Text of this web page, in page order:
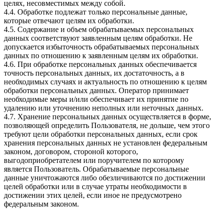
целях, несовместимых между собой.
4.4. Обработке подлежат только персональные данные,
которые отвечают целям их обработки.
4.5. Содержание и объем обрабатываемых персональных
данных соответствуют заявленным целям обработки. Не
допускается избыточность обрабатываемых персональных
данных по отношению к заявленным целям их обработки.
4.6. При обработке персональных данных обеспечивается
точность персональных данных, их достаточность, а в
необходимых случаях и актуальность по отношению к целям
обработки персональных данных. Оператор принимает
необходимые меры и/или обеспечивает их принятие по
удалению или уточнению неполных или неточных данных.
4.7. Хранение персональных данных осуществляется в форме,
позволяющей определить Пользователя, не дольше, чем этого
требуют цели обработки персональных данных, если срок
хранения персональных данных не установлен федеральным
законом, договором, стороной которого,
выгодоприобретателем или поручителем по которому
является Пользователь. Обрабатываемые персональные
данные уничтожаются либо обезличиваются по достижении
целей обработки или в случае утраты необходимости в
достижении этих целей, если иное не предусмотрено
федеральным законом.